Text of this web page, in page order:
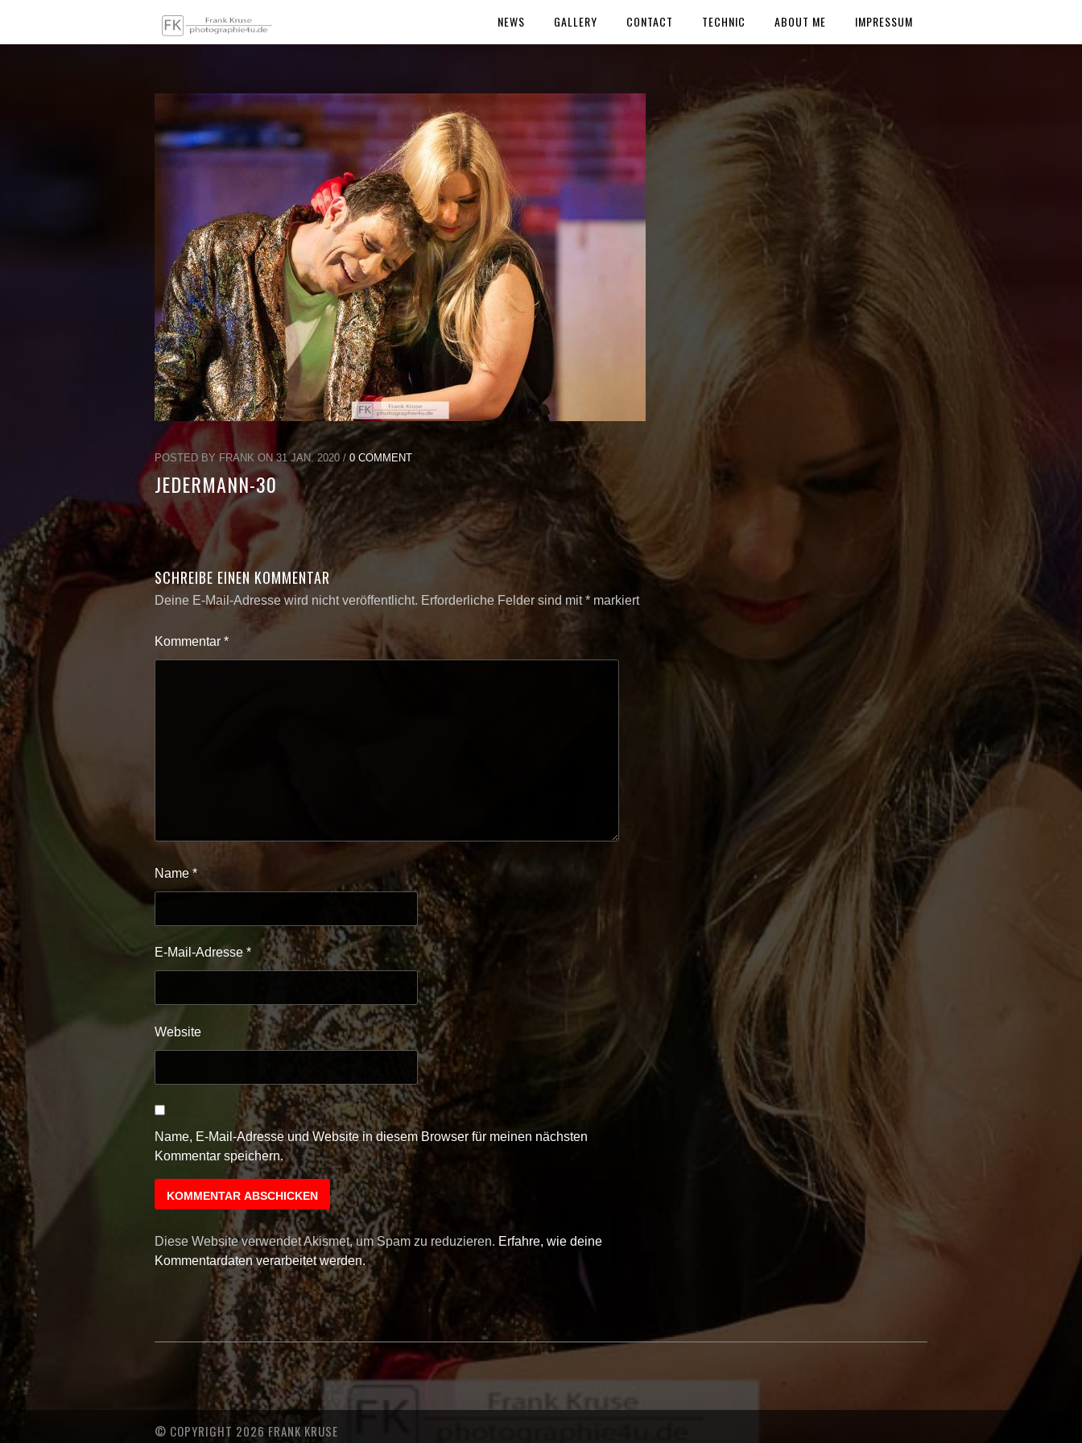
NEWS GALLERY CONTACT TECHNIC ABOUT ME IMPRESSUM
POSTED BY FRANK ON 31 JAN. 2020 / 0 COMMENT
JEDERMANN-30
SCHREIBE EINEN KOMMENTAR
Deine E-Mail-Adresse wird nicht veröffentlicht. Erforderliche Felder sind mit* markiert
Kommentar *
Name *
E-Mail-Adresse *
Website
Name, E-Mail-Adresse und Website in diesem Browser für meinen nächsten
Kommentar speichern.
Diese Website verwendet Akismet, um Spam zu reduzieren. Erfahre, wie deine
Kommentardaten verarbeitet werden.
© COPYRIGHT 2026 FRANK KRUSE